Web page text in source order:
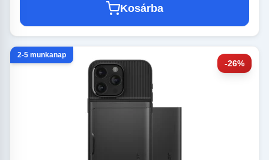
Kosárba
-26%
2-5 munkanap